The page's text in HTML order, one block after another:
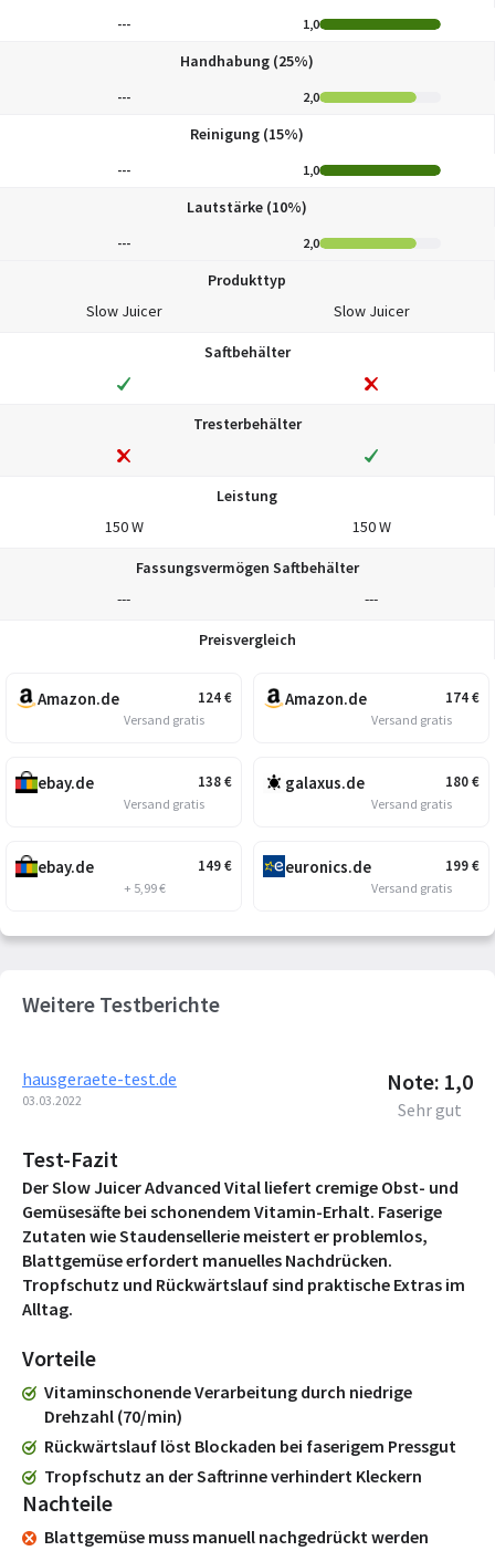
--- 1,0
Handhabung (25%)
--- 2,0
Reinigung (15%)
--- 1,0
Lautstärke (10%)
--- 2,0
Produkttyp
Slow Juicer
Slow Juicer
Saftbehälter
Tresterbehälter
Leistung
150 W
150 W
Fassungsvermögen Saftbehälter
---
---
Preisvergleich
124€
Amazon.de
Versand gratis
138€
ebay.de
Versand gratis
149€
ebay.de
+ 5,99 €
174€
Amazon.de
Versand gratis
180€
galaxus.de
Versand gratis
199€
euronics.de
Versand gratis
Weitere Testberichte
hausgeraete-test.de
03.03.2022
Note: 1,0
Sehr gut
Test-Fazit
Der Slow Juicer Advanced Vital liefert cremige Obst- und
Gemüsesäfte bei schonendem Vitamin-Erhalt. Faserige
Zutaten wie Staudensellerie meistert er problemlos,
Blattgemüse erfordert manuelles Nachdrücken.
Tropfschutz und Rückwärtslauf sind praktische Extras im
Alltag.
Vorteile
Vitaminschonende Verarbeitung durch niedrige
Drehzahl (70/min)
Rückwärtslauf löst Blockaden bei faserigem Pressgut
Tropfschutz an der Saftrinne verhindert Kleckern
Nachteile
Blattgemüse muss manuell nachgedrückt werden